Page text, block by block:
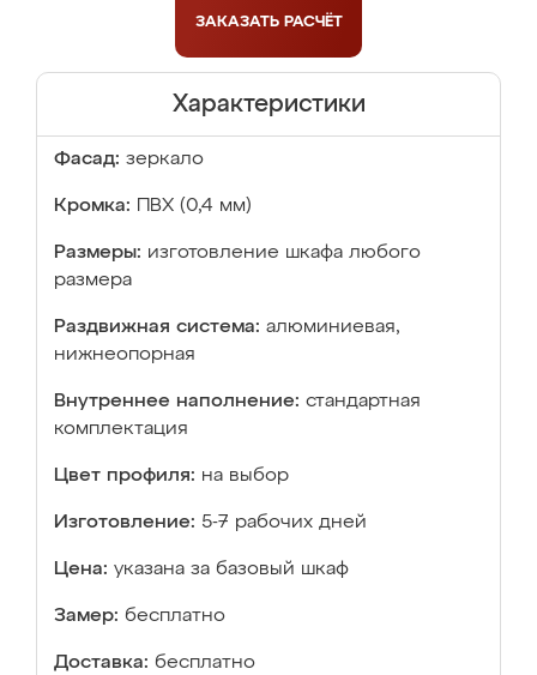
ЗАКАЗАТЬ РАСЧЁТ
Характеристики
Фасад: зеркало
Кромка: ПВХ (0,4 мм)
Размеры: изготовление шкафа любого
размера
Раздвижная система: алюминиевая,
нижнеопорная
Внутреннее наполнение: стандартная
комплектация
Цвет профиля: на выбор
Изготовление: 5-7 рабочих дней
Цена: указана за базовый шкаф
Замер: бесплатно
Доставка: бесплатно